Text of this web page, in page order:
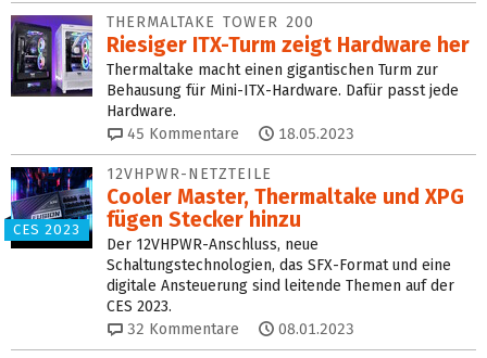
THERMALTAKE TOWER 200
Riesiger ITX-Turm zeigt Hardware her
Thermaltake macht einen gigantischen Turm zur
Behausung für Mini-ITX-Hardware. Dafür passt jede
Hardware.
45 Kommentare 18.05.2023
CES 2023
12VHPWR-NETZTEILE
Cooler Master, Thermaltake und XPG
fügen Stecker hinzu
Der 12VHPWR-Anschluss, neue
Schaltungstechnologien, das SFX-Format und eine
digitale Ansteuerung sind leitende Themen auf der
CES 2023.
32 Kommentare 08.01.2023